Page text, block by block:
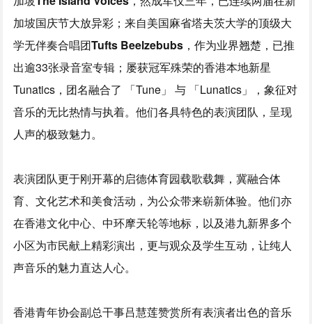
加坡国庆节大放异彩；来自美国麻省塔夫茨大学的顶级大
学无伴奏合唱团Tufts Beelzebubs ，作为业界翘楚，已推
出逾33张录音室专辑；屡获冠军殊荣的香港本地新星
Tunatics，团名融合了 「Tune」 与 「Lunatics」，象征对
音乐的无比热情与执着。他们各具特色的表演团队，呈现
人声的极致魅力。
表演团队更于刚开幕的启德体育园载歌载舞，冀融合体
育、文化艺术和美食活动，为公众带来崭新体验。他们亦
在香港文化中心、中环摩天轮等地标，以及港九新界多个
小区为市民献上精彩演出，更与观众及学生互动，让纯人
声音乐的魅力直达人心。
香港青年协会副总干事吕慧莲赞赏所有表演者出色的音乐